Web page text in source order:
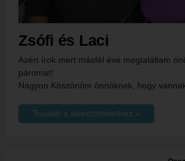
Zsófi és Laci
Azért írok mert másfél éve megtaláltam
páromat!
Nagyon Köszönöm önnöknek, hogy
Tovább a sikertörténethez »